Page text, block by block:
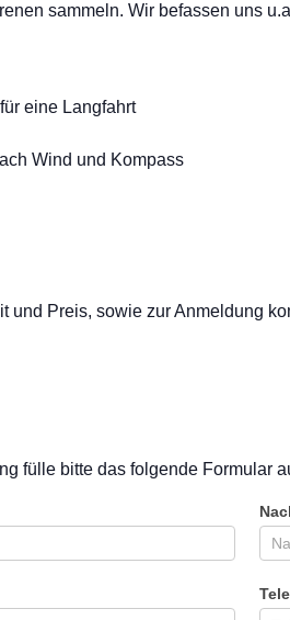
sammeln. Wir befassen uns
eine Langfahrt
Wind und Kompass
und Preis, sowie zur Anmeldung
fülle bitte das folgende Formular